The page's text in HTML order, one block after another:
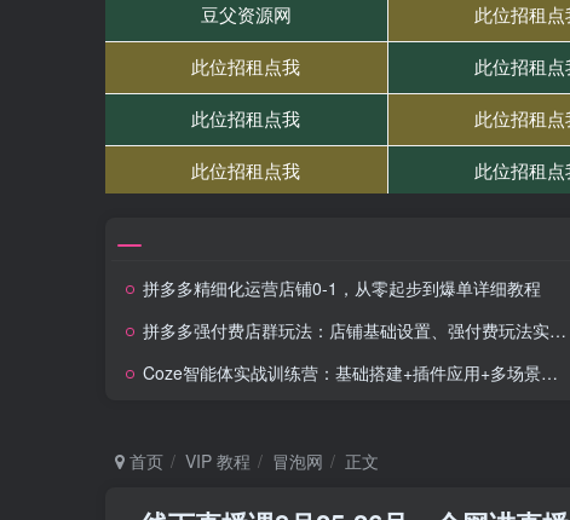
拼多多精细化运营店铺0-1，从零起步到爆单详细教程
拼多多强付费店群玩法：店铺基础设置、强付费玩法实操、店铺运营复盘以及优化
Coze智能体实战训练营：基础搭建+插件应用+多场景助手开发，高效提升生产力
首页 VIP 教程 冒泡网 正文